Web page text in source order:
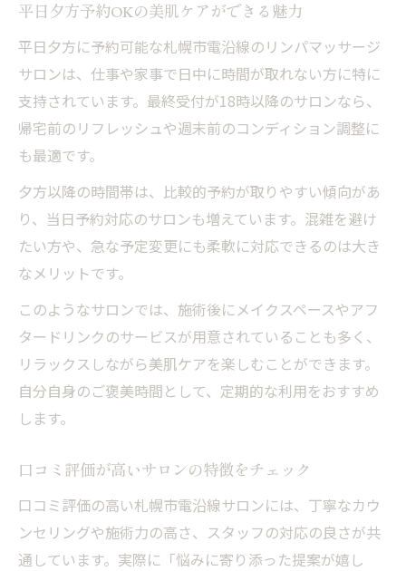
平日夕方予約OKの美肌ケアができる魅力
平日夕方に予約可能な札幌市電沿線のリンパマッサージ
サロンは、仕事や家事で日中に時間が取れない方に特に
支持されています。最終受付が18時以降のサロンなら、
帰宅前のリフレッシュや週末前のコンディション調整に
も最適です。
夕方以降の時間帯は、比較的予約が取りやすい傾向があ
り、当日予約対応のサロンも増えています。混雑を避け
たい方や、急な予定変更にも柔軟に対応できるのは大き
なメリットです。
このようなサロンでは、施術後にメイクスペースやアフ
タードリンクのサービスが用意されていることも多く、
リラックスしながら美肌ケアを楽しむことができます。
自分自身のご褒美時間として、定期的な利用をおすすめ
します。
口コミ評価が高いサロンの特徴をチェック
口コミ評価の高い札幌市電沿線サロンには、丁寧なカウ
ンセリングや施術力の高さ、スタッフの対応の良さが共
通しています。実際に「悩みに寄り添った提案が嬉し